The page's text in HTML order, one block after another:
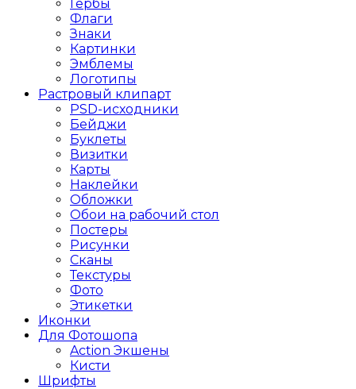
Гербы
Флаги
Знаки
Картинки
Эмблемы
Логотипы
Растровый клипарт
PSD-исходники
Бейджи
Буклеты
Визитки
Карты
Наклейки
Обложки
Обои на рабочий стол
Постеры
Рисунки
Сканы
Текстуры
Фото
Этикетки
Иконки
Для Фотошопа
Action Экшены
Кисти
Шрифты